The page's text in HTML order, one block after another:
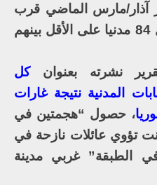
آذار/مارس الماضي قرب
مدينة الرقة وتسببت بمقتل 84 مدنيا على الأقل بينهم
نشرته بعنوان كل
المدنية نتيجة غارات
، حصول “هجمتين في
تؤوي عائلات نازحة في
الطبقة” غربي مدينة